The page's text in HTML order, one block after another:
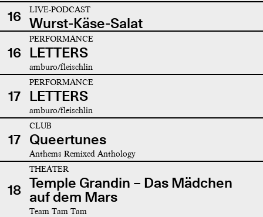
16 LIVE-PODCAST
Wurst-Käse-Salat
16
PERFORMANCE
LETTERS
amburo/fleischlin
17
PERFORMANCE
LETTERS
amburo/fleischlin
17
CLUB
Queertunes
Anthems Remixed Anthology
18
THEATER
Temple Grandin – Das Mädchen
auf dem Mars
Team Tam Tam